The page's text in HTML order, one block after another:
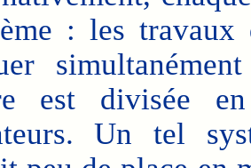
: les travaux
est divisée
Un tel